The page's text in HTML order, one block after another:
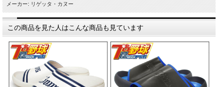
メーカー: リゲッタ・カヌー
この商品を見た人はこんな商品も見ています